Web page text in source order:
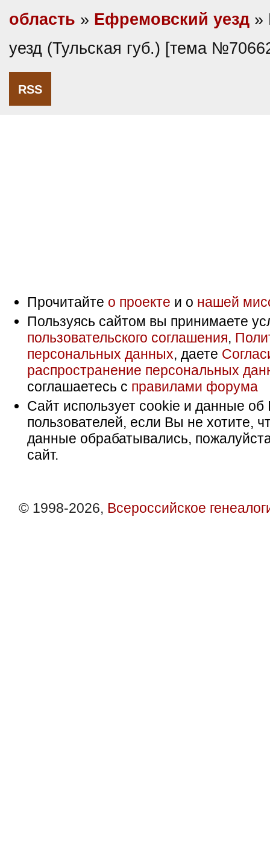
область » Ефремовский уезд »
уезд (Тульская губ.) [тема
RSS
Прочитайте о проекте и о нашей
Пользуясь сайтом вы принимаете
пользовательского соглашения,
персональных данных, даете
распространение персональных
соглашаетесь с правилами форума
Сайт использует cookie и данные об
пользователей, если Вы не хотите,
данные обрабатывались,
сайт.
© 1998-2026, Всероссийское